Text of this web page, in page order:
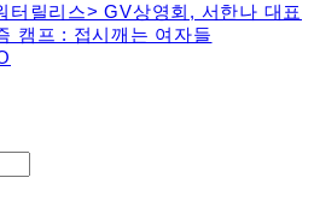
터릴리스> GV상영회, 서한나 대표
캠프 : 접시깨는 여자들